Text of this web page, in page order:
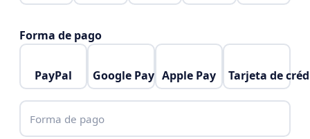
Forma de pago
PayPal Google Pay Apple Pay Tarjeta de
Forma de pago